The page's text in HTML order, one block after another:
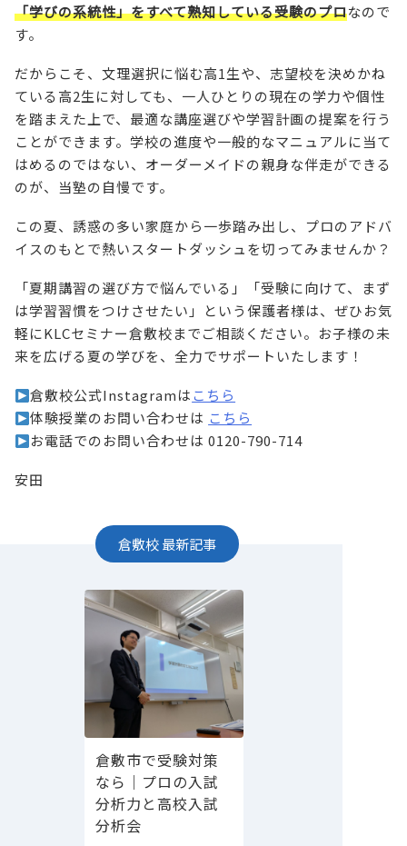
「学びの系統性」をすべて熟知している受験のプロなので
す。
だからこそ、文理選択に悩む高1生や、志望校を決めかね
ている高2生に対しても、一人ひとりの現在の学力や個性
を踏まえた上で、最適な講座選びや学習計画の提案を行う
ことができます。学校の進度や一般的なマニュアルに当て
はめるのではない、オーダーメイドの親身な伴走ができる
のが、当塾の自慢です。
この夏、誘惑の多い家庭から一歩踏み出し、プロのアドバ
イスのもとで熱いスタートダッシュを切ってみませんか？
「夏期講習の選び方で悩んでいる」「受験に向けて、まず
は学習習慣をつけさせたい」という保護者様は、ぜひお気
軽にKLCセミナー倉敷校までご相談ください。お子様の未
来を広げる夏の学びを、全力でサポートいたします！
倉敷校公式Instagramは こちら
体験授業のお問い合わせは こちら
お電話でのお問い合わせは 0120-790-714
安田
倉敷校最新記事
倉敷市で受験対策
なら｜プロの入試
分析力と高校入試
分析会